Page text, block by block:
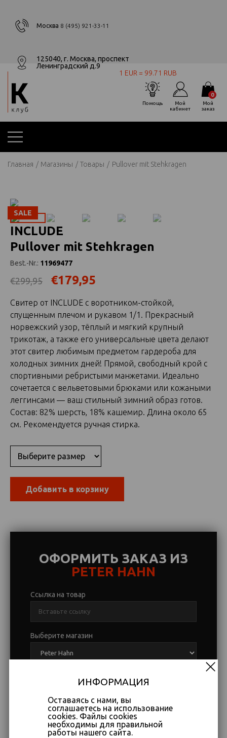
125040, г. Москва, проспект
Ленинградский д.9
Москва 8 (495) 921-33-11
1 EUR = 99.71 RUB
Помощь
Мой
кабинет
Мой
заказ
0
Главная Магазины Товары Pullover mit Stehkragen
SALE
INCLUDE
Pullover mit Stehkragen
Best.-Nr.: 11969477
€299,95 €179,95
Свитер от INCLUDE с воротником-стойкой,
спущенным плечом и рукавом 1/1. Прекрасный
норвежский узор, тёплый и мягкий крупный
трикотаж, а также его универсальные цвета делают
этот свитер любимым предметом гардероба для
холодных зимних дней! Прямой, свободный крой с
спортивными ребристыми манжетами. Идеально
сочетается с вельветовыми брюками или кожаными
леггинсами — ваш стильный зимний образ готов.
Состав: 82% шерсть, 18% кашемир. Длина около 65
см. Рекомендуется ручная стирка.
Добавить в корзину
ОФОРМИТЬ ЗАКАЗ ИЗ
PETER HAHN
Ссылка на товар
Выберите магазин
Цвет
Название товара Артикул
ИНФОРМАЦИЯ
Оставаясь с нами, вы
соглашаетесь на использование
cookies. Файлы cookies
необходимы для правильной
работы нашего сайта.